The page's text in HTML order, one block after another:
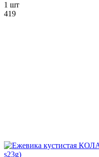
1 шт
419